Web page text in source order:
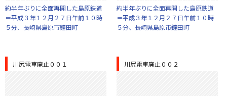
約半年ぶりに全面再開した島原鉄道
＝平成３年１２月２７日午前１０時
５分、長崎県島原市鐘田町
約半年ぶりに全面再開した島原鉄道
＝平成３年１２月２７日午前１０時
５分、長崎県島原市鐘田町
川尻電車廃止００１ 川尻電車廃止００２